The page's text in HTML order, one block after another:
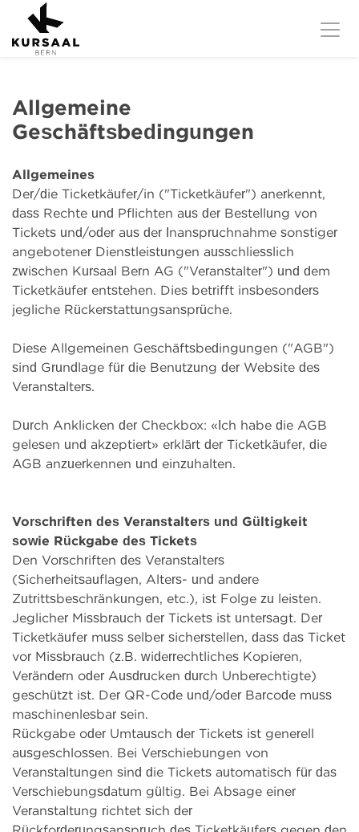
Allgemeine
Geschäftsbedingungen
Allgemeines
Der/die Ticketkäufer/in ("Ticketkäufer") anerkennt,
dass Rechte und Pflichten aus der Bestellung von
Tickets und/oder aus der Inanspruchnahme sonstiger
angebotener Dienstleistungen ausschliesslich
zwischen Kursaal Bern AG ("Veranstalter") und dem
Ticketkäufer entstehen. Dies betrifft insbesonders
jegliche Rückerstattungsansprüche.
Diese Allgemeinen Geschäftsbedingungen ("AGB")
sind Grundlage für die Benutzung der Website des
Veranstalters.
Durch Anklicken der Checkbox: «Ich habe die AGB
gelesen und akzeptiert» erklärt der Ticketkäufer, die
AGB anzuerkennen und einzuhalten.
Vorschriften des Veranstalters und Gültigkeit
sowie Rückgabe des Tickets
Den Vorschriften des Veranstalters
(Sicherheitsauflagen, Alters- und andere
Zutrittsbeschränkungen, etc.), ist Folge zu leisten.
Jeglicher Missbrauch der Tickets ist untersagt. Der
Ticketkäufer muss selber sicherstellen, dass das Ticket
vor Missbrauch (z.B. widerrechtliches Kopieren,
Verändern oder Ausdrucken durch Unberechtigte)
geschützt ist. Der QR-Code und/oder Barcode muss
maschinenlesbar sein.
Rückgabe oder Umtausch der Tickets ist generell
ausgeschlossen. Bei Verschiebungen von
Veranstaltungen sind die Tickets automatisch für das
Verschiebungsdatum gültig. Bei Absage einer
Veranstaltung richtet sich der